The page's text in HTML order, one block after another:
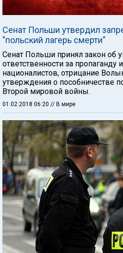
Сенат Польши утвердил
"польский лагерь смерти"
Сенат Польши принял закон об
ответственности за пропаганду
националистов, отрицание
утверждения о пособничестве
Второй мировой войны.
01.02.2018 06:20 // В мире